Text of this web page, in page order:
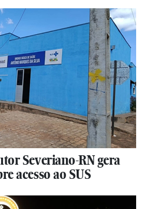
Severiano-RN gera
acesso ao SUS